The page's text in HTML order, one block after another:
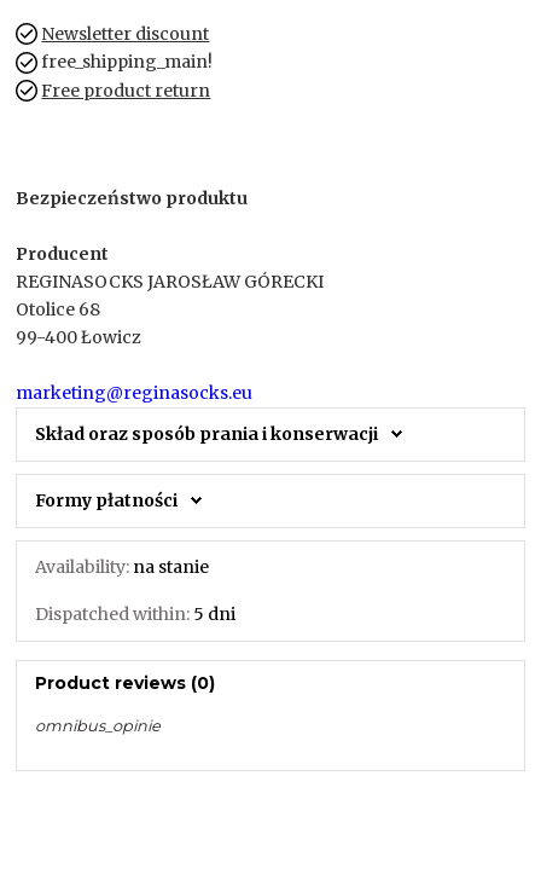
Newsletter discount
free_shipping_main!
Free product return
Bezpieczeństwo produktu
Producent
REGINASOCKS JAROSŁAW GÓRECKI
Otolice 68
99-400 Łowicz
marketing@reginasocks.eu
Skład oraz sposób prania i konserwacji
Formy płatności
Availability: na stanie
Dispatched within: 5 dni
Product reviews (0)
omnibus_opinie